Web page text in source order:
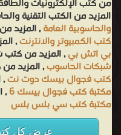
من كتب الإلكترونيات
المزيد من الكتب التقنية
والحاسوبية العامة, المزيد
كتب الكمبيوتر والانترنت,
بي اتش بي, المزيد من
شبكات الحاسوب, المزيد
كتب فجوال بيسك دوت نت,
مكتبة كتب فجوال بيسك 6 ,
مكتبة كتب سي بلس بلس
عرض كل